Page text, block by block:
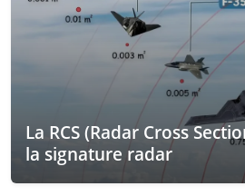
La RCS (Radar Cross
la signature radar